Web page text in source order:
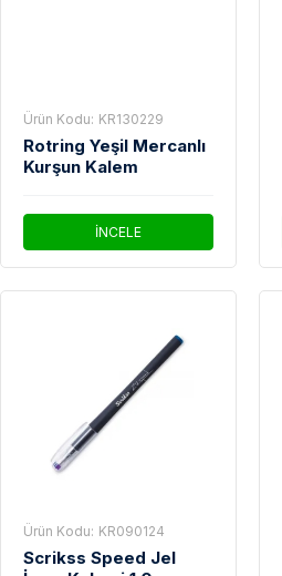
Ürün Kodu: KR130229
Rotring Yeşil Mercanlı
Kurşun Kalem
İNCELE
Ürün Kodu: KR090124
Scrikss Speed Jel